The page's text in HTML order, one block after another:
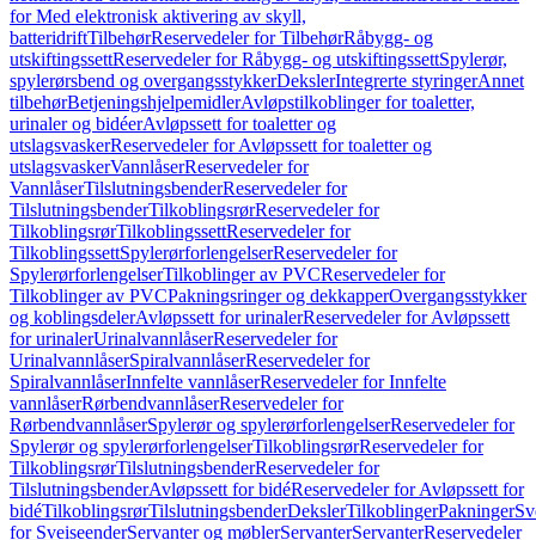
for Med elektronisk aktivering av skyll,
batteridriftTilbehørReservedeler for TilbehørRåbygg- og
utskiftingssettReservedeler for Råbygg- og utskiftingssettSpylerør,
spylerørsbend og overgangsstykkerDekslerIntegrerte styringerAnnet
tilbehørBetjeningshjelpemidlerAvløpstilkoblinger for toaletter,
urinaler og bidéerAvløpssett for toaletter og
utslagsvaskerReservedeler for Avløpssett for toaletter og
utslagsvaskerVannlåserReservedeler for
VannlåserTilslutningsbenderReservedeler for
TilslutningsbenderTilkoblingsrørReservedeler for
TilkoblingsrørTilkoblingssettReservedeler for
TilkoblingssettSpylerørforlengelserReservedeler for
SpylerørforlengelserTilkoblinger av PVCReservedeler for
Tilkoblinger av PVCPakningsringer og dekkapperOvergangsstykker
og koblingsdelerAvløpssett for urinalerReservedeler for Avløpssett
for urinalerUrinalvannlåserReservedeler for
UrinalvannlåserSpiralvannlåserReservedeler for
SpiralvannlåserInnfelte vannlåserReservedeler for Innfelte
vannlåserRørbendvannlåserReservedeler for
RørbendvannlåserSpylerør og spylerørforlengelserReservedeler for
Spylerør og spylerørforlengelserTilkoblingsrørReservedeler for
TilkoblingsrørTilslutningsbenderReservedeler for
TilslutningsbenderAvløpssett for bidéReservedeler for Avløpssett for
bidéTilkoblingsrørTilslutningsbenderDekslerTilkoblingerPakninger
for SveiseenderServanter og møblerServanterServanterReservedeler